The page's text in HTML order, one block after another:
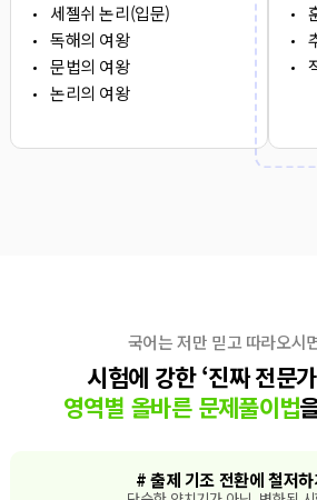
세젤쉬 논리(입문)
독해의 여왕
문법의 여왕
논리의 여왕
국어는 저만 믿고 따라오시
시험에 강한 ‘진짜 전문
영역별 올바른 문제풀이법
# 출제 기조 전환에 철저